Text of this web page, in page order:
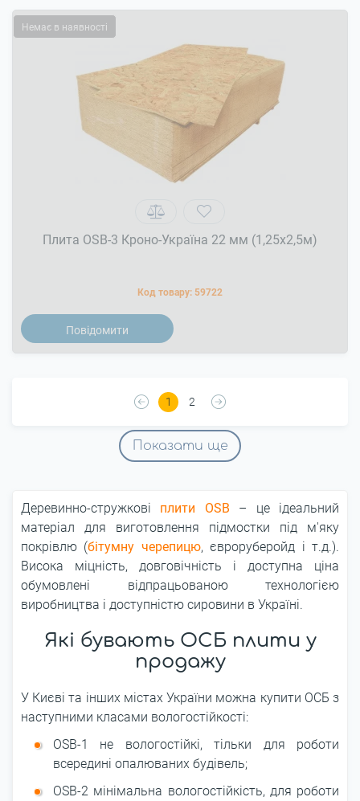
Немає в наявності
Плита OSB-3 Кроно-Україна 22 мм (1,25x2,5м)
Код товару: 59722
Повідомити
1 2
Показати ще
Деревинно-стружкові плити OSB – це ідеальний
матеріал для виготовлення підмостки під м'яку
покрівлю (бітумну черепицю, євроруберойд і т.д.).
Висока міцність, довговічність і доступна ціна
обумовлені відпрацьованою технологією
виробництва і доступністю сировини в Україні.
Які бувають ОСБ плити у
продажу
У Києві та інших містах України можна купити ОСБ з
наступними класами вологостійкості:
OSB-1 не вологостійкі, тільки для роботи
всередині опалюваних будівель;
OSB-2 мінімальна вологостійкість, для роботи